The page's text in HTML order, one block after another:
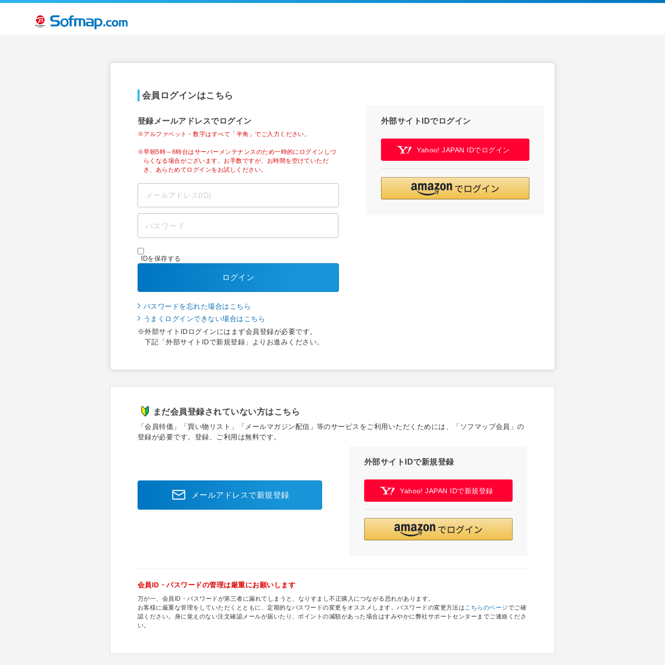
会員ログインはこちら
登録メールアドレスでログイン
※アルファベット・数字はすべて「半角」でご入力ください。
※早朝5時～6時台はサーバーメンテナンスのため一時的にログインしづ
らくなる場合がございます。お手数ですが、お時間を空けていただ
き、あらためてログインをお試しください。
IDを保存する
ログイン
パスワードを忘れた場合はこちら
うまくログインできない場合はこちら
※外部サイトIDログインにはまず会員登録が必要です。
下記「外部サイトIDで新規登録」よりお進みください。
外部サイトIDでログイン
Yahoo! JAPAN IDでログイン
まだ会員登録されていない方はこちら
「会員特価」「買い物リスト」「メールマガジン配信」等のサービスをご利用いただくためには、「ソフマップ会員」の
登録が必要です。登録、ご利用は無料です。
メールアドレスで新規登録
外部サイトIDで新規登録
Yahoo! JAPAN IDで新規登録
会員ID・パスワードの管理は厳重にお願いします
万が一、会員ID・パスワードが第三者に漏れてしまうと、なりすまし不正購入につながる恐れがあります。
お客様に厳重な管理をしていただくとともに、定期的なパスワードの変更をオススメします。パスワードの変更方法はこちらのページでご確
認ください。身に覚えのない注文確認メールが届いたり、ポイントの減額があった場合はすみやかに弊社サポートセンターまでご連絡くださ
い。